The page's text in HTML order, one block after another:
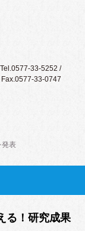
33-5252 /
Fax.0577-33-0747
発表
る！研究成果